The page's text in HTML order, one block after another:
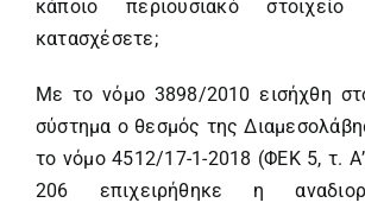
κάποιο περιουσιακό
κατασχέσετε;
Με το νόμο 3898/2010 εισήχθη
σύστημα ο θεσμός της
το νόμο 4512/17-1-2018 (ΦΕΚ 5, τ.
206 επιχειρήθηκε η